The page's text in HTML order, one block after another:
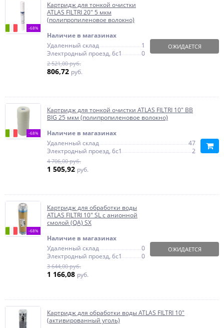
-68%
Картридж для тонкой очистки
ATLAS FILTRI 20" 5 мкм
(полипропиленовое волокно)
Наличие в магазинах
Удаленный склад
1
Электродный проезд, 6с1
0
2 521,00 руб.
806,72 руб.
ОЖИДАЕТСЯ
-68%
Картридж для тонкой очистки ATLAS FILTRI 10" BB
BIG 25 мкм (полипропиленовое волокно)
Наличие в магазинах
Удаленный склад
47
Электродный проезд, 6с1
2
4 706,00 руб.
1 505,92 руб.
-68%
Картридж для обработки воды
ATLAS FILTRI 10" SL с анионной
смолой (QA) SX
Наличие в магазинах
Удаленный склад
0
Электродный проезд, 6с1
0
3 644,00 руб.
1 166,08 руб.
ОЖИДАЕТСЯ
Картридж для обработки воды ATLAS FILTRI 10"
(активированный уголь)